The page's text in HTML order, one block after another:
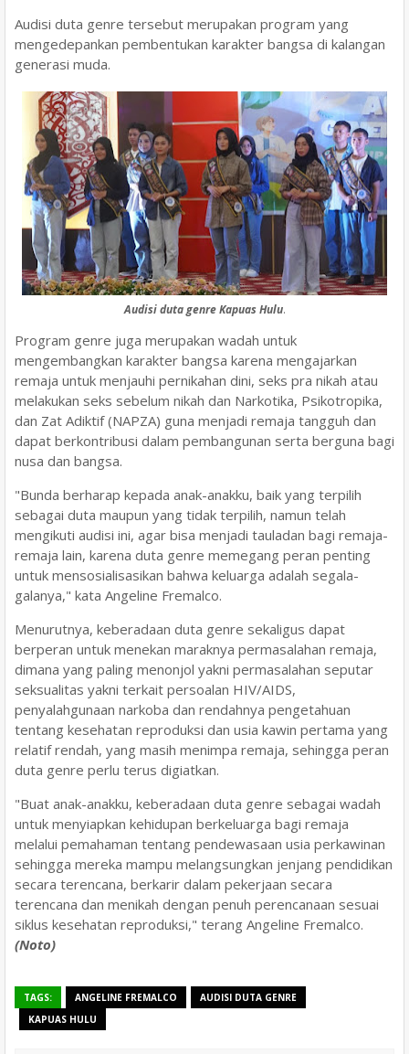
Audisi duta genre tersebut merupakan program yang
mengedepankan pembentukan karakter bangsa di kalangan
generasi muda.
Audisi duta genre Kapuas Hulu.
Program genre juga merupakan wadah untuk
mengembangkan karakter bangsa karena mengajarkan
remaja untuk menjauhi pernikahan dini, seks pra nikah atau
melakukan seks sebelum nikah dan Narkotika, Psikotropika,
dan Zat Adiktif (NAPZA) guna menjadi remaja tangguh dan
dapat berkontribusi dalam pembangunan serta berguna bagi
nusa dan bangsa.
"Bunda berharap kepada anak-anakku, baik yang terpilih
sebagai duta maupun yang tidak terpilih, namun telah
mengikuti audisi ini, agar bisa menjadi tauladan bagi remaja-
remaja lain, karena duta genre memegang peran penting
untuk mensosialisasikan bahwa keluarga adalah segala-
galanya," kata Angeline Fremalco.
Menurutnya, keberadaan duta genre sekaligus dapat
berperan untuk menekan maraknya permasalahan remaja,
dimana yang paling menonjol yakni permasalahan seputar
seksualitas yakni terkait persoalan HIV/AIDS,
penyalahgunaan narkoba dan rendahnya pengetahuan
tentang kesehatan reproduksi dan usia kawin pertama yang
relatif rendah, yang masih menimpa remaja, sehingga peran
duta genre perlu terus digiatkan.
"Buat anak-anakku, keberadaan duta genre sebagai wadah
untuk menyiapkan kehidupan berkeluarga bagi remaja
melalui pemahaman tentang pendewasaan usia perkawinan
sehingga mereka mampu melangsungkan jenjang pendidikan
secara terencana, berkarir dalam pekerjaan secara
terencana dan menikah dengan penuh perencanaan sesuai
siklus kesehatan reproduksi," terang Angeline Fremalco.
(Noto)
TAGS: ANGELINE FREMALCO
AUDISI DUTA GENRE
KAPUAS HULU